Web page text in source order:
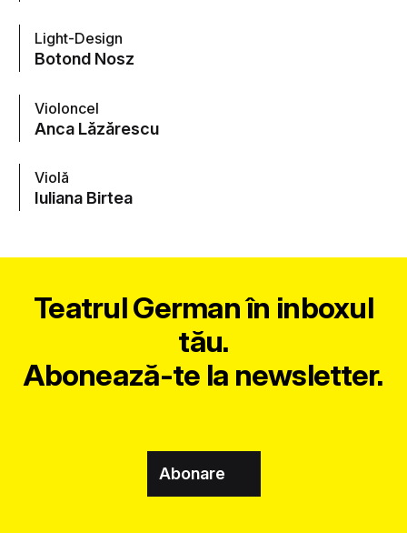
Light-Design
Botond Nosz
Violoncel
Anca Lăzărescu
Violă
Iuliana Birtea
Teatrul German în inboxul
tău.
Abonează-te la newsletter.
Abonare